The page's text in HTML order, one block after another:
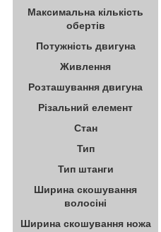
Максимальна кількість
обертів
Потужність двигуна
Живлення
Розташування двигуна
Різальний елемент
Стан
Тип
Тип штанги
Ширина скошування
волосіні
Ширина скошування ножа